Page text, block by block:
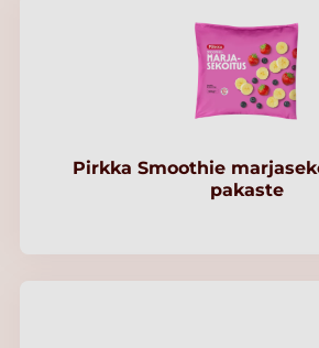
Pirkka Smoothie
pakaste